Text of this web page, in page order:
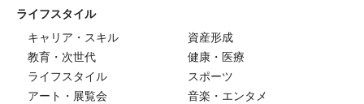
ライフスタイル
キャリア・スキル
資産形成
教育・次世代
健康・医療
ライフスタイル
スポーツ
アート・展覧会
音楽・エンタメ